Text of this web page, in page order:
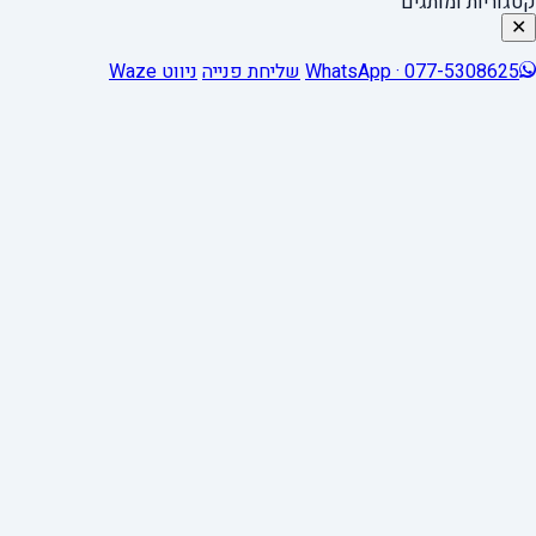
✕
WhatsApp · 077-5308625שליחת פנייהניווט Waze